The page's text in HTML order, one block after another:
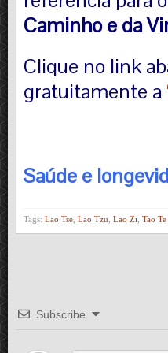
Caminho e da
Clique no link
gratuitamente a
Saúde e
Tags: Lao Tse Lao Tzu Lao Zi Tao
Subscribe